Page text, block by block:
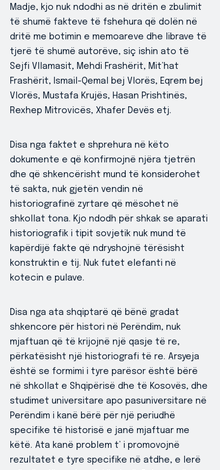
Madje, kjo nuk ndodhi as në dritën e zbulimit
të shumë fakteve të fshehura që dolën në
dritë me botimin e memoareve dhe librave të
tjerë të shumë autorëve, siç ishin ato të
Sejfi Vllamasit, Mehdi Frashërit, Mit’hat
Frashërit, Ismail-Qemal bej Vlorës, Eqrem bej
Vlorës, Mustafa Krujës, Hasan Prishtinës,
Rexhep Mitrovicës, Xhafer Devës etj.
Disa nga faktet e shprehura në këto
dokumente e që konfirmojnë njëra tjetrën
dhe që shkencërisht mund të konsiderohet
të sakta, nuk gjetën vendin në
historiografinë zyrtare që mësohet në
shkollat tona. Kjo ndodh për shkak se aparati
historiografik i tipit sovjetik nuk mund të
kapërdijë fakte që ndryshojnë tërësisht
konstruktin e tij. Nuk futet elefanti në
kotecin e pulave.
Disa nga ata shqiptarë që bënë gradat
shkencore për histori në Perëndim, nuk
mjaftuan që të krijojnë një qasje të re,
përkatësisht një historiografi të re. Arsyeja
është se formimi i tyre parësor është bërë
në shkollat e Shqipërisë dhe të Kosovës, dhe
studimet universitare apo pasuniversitare në
Perëndim i kanë bërë për një periudhë
specifike të historisë e janë mjaftuar me
këtë. Ata kanë problem t’ i promovojnë
rezultatet e tyre specifike në atdhe, e lerë